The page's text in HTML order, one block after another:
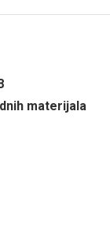
materijala